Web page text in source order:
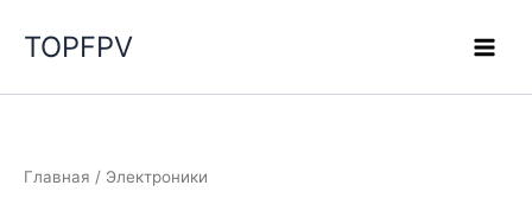
TOPFPV
Главная / Электроники